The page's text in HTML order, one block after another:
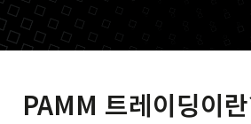
PAMM 트레이딩이